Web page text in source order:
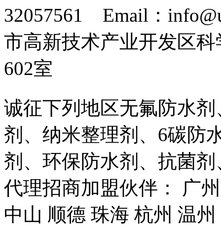
32057561 Email：
市高新技术产业开发区
602室
诚征下列地区无氟防水
剂、纳米整理剂、6碳防
剂、环保防水剂、抗菌
代理招商加盟伙伴： 广
中山 顺德 珠海 杭州 温